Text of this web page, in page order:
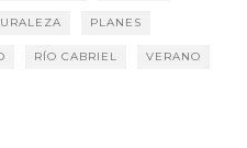
PLANES
RÍO CABRIEL VERANO